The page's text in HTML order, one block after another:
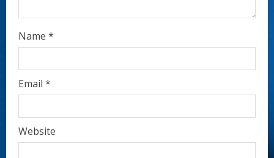
Name *
Email *
Website